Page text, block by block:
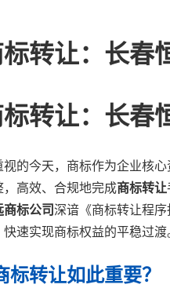
转让：长春
转让：长春
的今天，商标作为企业核
高效、合规地完成商标转让
标公司深谙《商标转让程
速实现商标权益的平稳过渡
转让如此重要？